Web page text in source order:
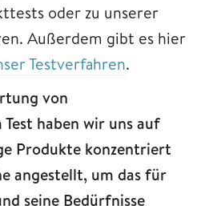
oder zu unserer
Außerdem gibt es hier
Testverfahren.
von
haben wir uns auf
Produkte konzentriert
angestellt, um das für
seine Bedürfnisse